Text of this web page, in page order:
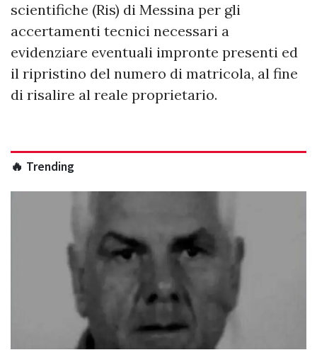
scientifiche (Ris) di Messina per gli
accertamenti tecnici necessari a
evidenziare eventuali impronte presenti ed
il ripristino del numero di matricola, al fine
di risalire al reale proprietario.
🔥 Trending